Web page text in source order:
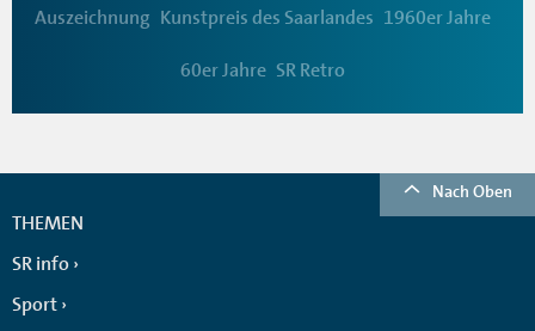
Auszeichnung Kunstpreis des Saarlandes 1960er Jahre
60er Jahre SR Retro
Nach Oben
THEMEN
SR info
Sport